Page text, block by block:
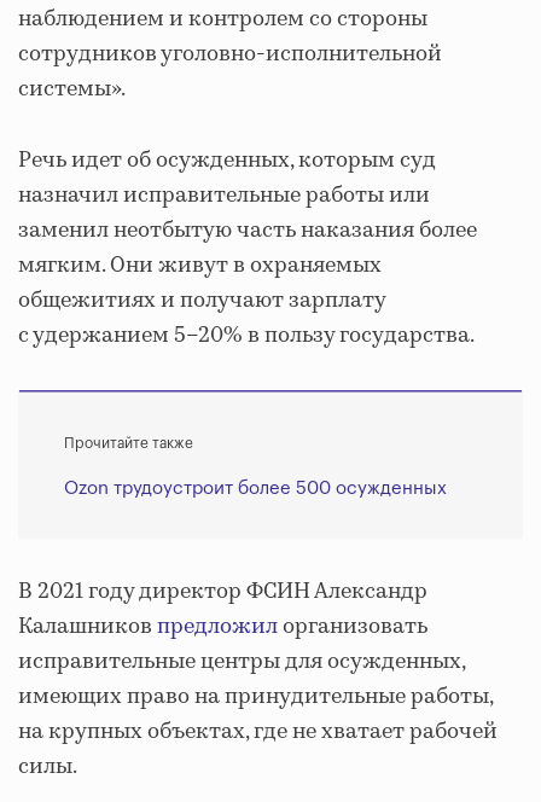
наблюдением и контролем со стороны
сотрудников уголовно-исполнительной
системы».
Речь идет об осужденных, которым суд
назначил исправительные работы или
заменил неотбытую часть наказания более
мягким. Они живут в охраняемых
общежитиях и получают зарплату
с удержанием 5–20% в пользу государства.
Прочитайте также
Ozon трудоустроит более 500 осужденных
В 2021 году директор ФСИН Александр
Калашниковпредложилорганизовать
исправительные центры для осужденных,
имеющих право на принудительные работы,
на крупных объектах, где не хватает рабочей
силы.